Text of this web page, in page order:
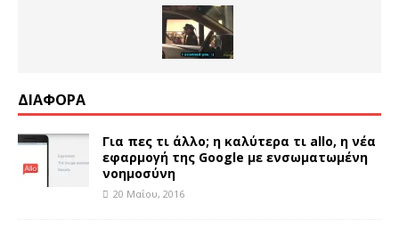
ΔΙΑΦΟΡΑ
Για πες τι άλλο; η καλύτερα τι allo, η νέα
εφαρμογή της Google με ενσωματωμένη
νοημοσύνη
20 Μαΐου, 2016